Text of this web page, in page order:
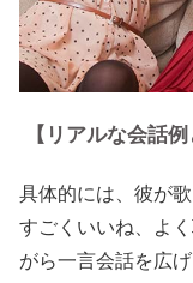
【リアルな会話例
具体的には、彼が
すごくいいね、よ
がら一言会話を広